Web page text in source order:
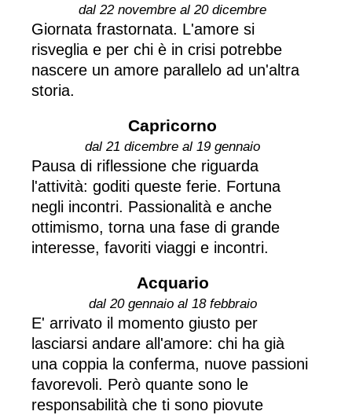
dal 22 novembre al 20 dicembre
Giornata frastornata. L'amore si
risveglia e per chi è in crisi potrebbe
nascere un amore parallelo ad un'altra
storia.
Capricorno
dal 21 dicembre al 19 gennaio
Pausa di riflessione che riguarda
l'attività: goditi queste ferie. Fortuna
negli incontri. Passionalità e anche
ottimismo, torna una fase di grande
interesse, favoriti viaggi e incontri.
Acquario
dal 20 gennaio al 18 febbraio
E' arrivato il momento giusto per
lasciarsi andare all'amore: chi ha già
una coppia la conferma, nuove passioni
favorevoli. Però quante sono le
responsabilità che ti sono piovute